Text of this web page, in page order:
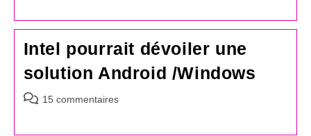
publication :
Intel pourrait dévoiler une
solution Android /Windows
Commentaires
15 commentaires